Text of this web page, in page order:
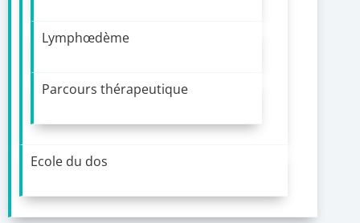
Lymphœdème
Parcours thérapeutique
Ecole du dos